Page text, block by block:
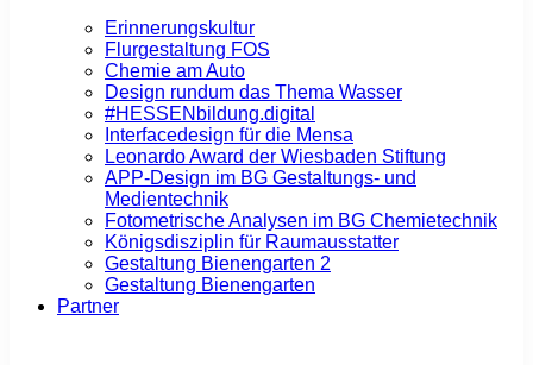
Erinnerungskultur
Flurgestaltung FOS
Chemie am Auto
Design rundum das Thema Wasser
#HESSENbildung.digital
Interfacedesign für die Mensa
Leonardo Award der Wiesbaden Stiftung
APP-Design im BG Gestaltungs- und
Medientechnik
Fotometrische Analysen im BG Chemietechnik
Königsdisziplin für Raumausstatter
Gestaltung Bienengarten 2
Gestaltung Bienengarten
Partner